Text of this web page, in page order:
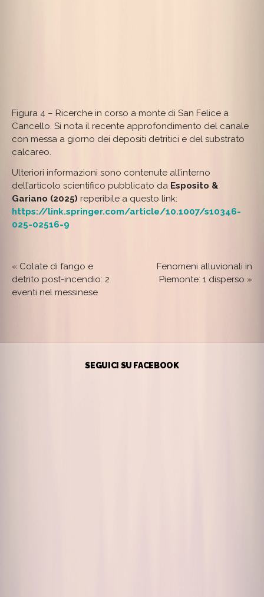
Figura 4 – Ricerche in corso a monte di San Felice a
Cancello. Si nota il recente approfondimento del canale
con messa a giorno dei depositi detritici e del substrato
calcareo.
Ulteriori informazioni sono contenute all’interno
dell’articolo scientifico pubblicato da Esposito &
Gariano (2025) reperibile a questo link:
https://link.springer.com/article/10.1007/s10346-
025-02516-9
« Colate di fango e
detrito post-incendio: 2
eventi nel messinese
Fenomeni alluvionali in
Piemonte: 1 disperso »
SEGUICI SU FACEBOOK